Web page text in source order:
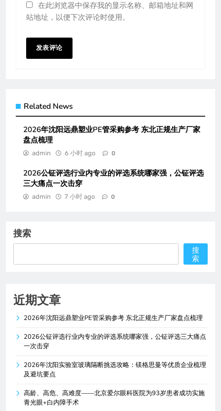
在此浏览器中保存我的显示名称、邮箱地址和网
站地址，以便下次评论时使用。
Related News
2026年沈阳远鼎塑业PE管采购参考 东北正规生产厂家
盘点梳理
admin 6 小时 ago 0
2026公钲评选行业内专业的评选系统哪家强，公钲评选
三大痛点一次击穿
admin 7 小时 ago 0
搜索
搜
索
近期文章
2026年沈阳远鼎塑业PE管采购参考 东北正规生产厂家盘点梳理
2026公钲评选行业内专业的评选系统哪家强，公钲评选三大痛点
一次击穿
2026年沈阳实验室玻璃隔断挑选攻略：镁格思曼等优质企业梳理
及避坑要点
高龄、高危、高难度——北京爱尔眼科医院为93岁患者成功实施
青光眼+白内障手术